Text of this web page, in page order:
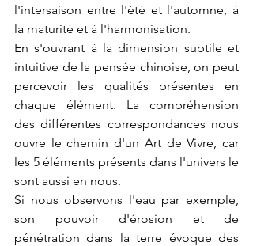
l'intersaison entre l'été et l'automne, à
la maturité et à l'harmonisation.
En s'ouvrant à la dimension subtile et
intuitive de la pensée chinoise, on peut
percevoir les qualités présentes en
chaque élément. La compréhension
des différentes correspondances nous
ouvre le chemin d'un Art de Vivre, car
les 5 éléments présents dans l'univers le
sont aussi en nous.
Si nous observons l'eau par exemple,
son pouvoir d'érosion et de
pénétration dans la terre évoque des